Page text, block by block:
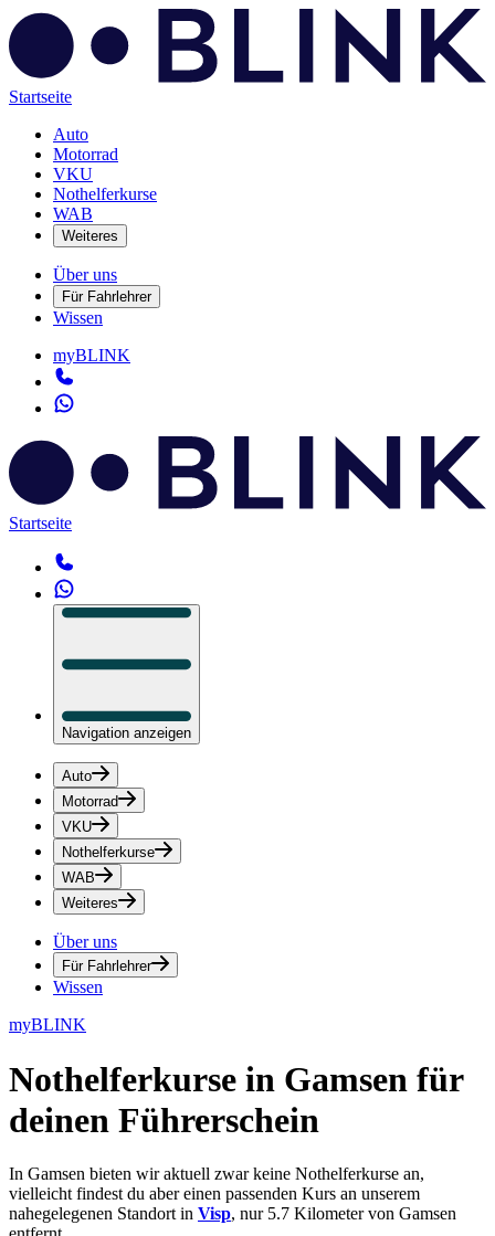
Startseite
Auto
Motorrad
VKU
Nothelferkurse
WAB
Weiteres
Über uns
Für Fahrlehrer
Wissen
myBLINK
Startseite
Navigation anzeigen
Auto
Motorrad
VKU
Nothelferkurse
WAB
Weiteres
Über uns
Für Fahrlehrer
Wissen
myBLINK
Nothelferkurse in Gamsen für
deinen Führerschein
In Gamsen bieten wir aktuell zwar keine Nothelferkurse an,
vielleicht findest du aber einen passenden Kurs an unserem
nahegelegenen Standort in Visp, nur 5.7 Kilometer von Gamsen